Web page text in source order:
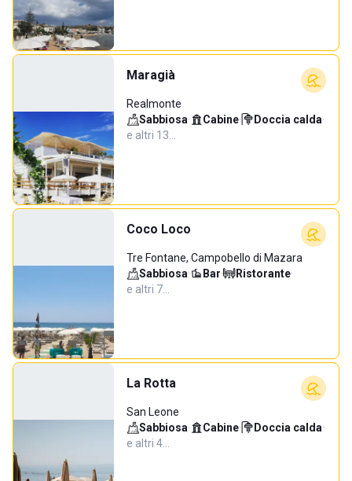
Maragià
Realmonte
Sabbiosa· Cabine· Doccia calda·
e altri 13…
Coco Loco
Tre Fontane, Campobello di Mazara
Sabbiosa· Bar· Ristorante·
e altri 7…
La Rotta
San Leone
Sabbiosa· Cabine· Doccia calda·
e altri 4…